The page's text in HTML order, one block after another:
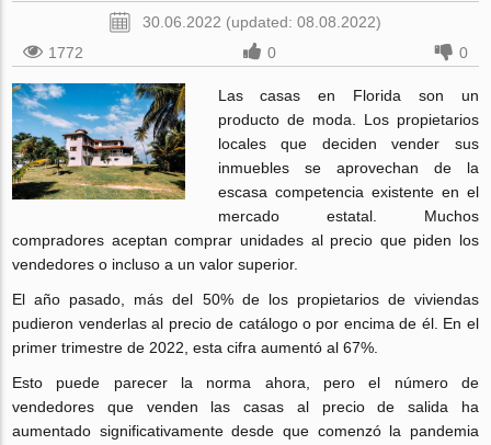
30.06.2022 (updated: 08.08.2022)
1772
0 0
Las casas en Florida son un
producto de moda. Los propietarios
locales que deciden vender sus
inmuebles se aprovechan de la
escasa competencia existente en el
mercado estatal. Muchos
compradores aceptan comprar unidades al precio que piden los
vendedores o incluso a un valor superior.
El año pasado, más del 50% de los propietarios de viviendas
pudieron venderlas al precio de catálogo o por encima de él. En el
primer trimestre de 2022, esta cifra aumentó al 67%.
Esto puede parecer la norma ahora, pero el número de
vendedores que venden las casas al precio de salida ha
aumentado significativamente desde que comenzó la pandemia